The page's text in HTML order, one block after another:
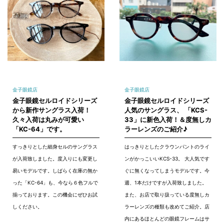
金子眼鏡店
金子眼鏡セルロイドシリーズ
から新作サングラス入荷！
久々入荷は丸みが可愛い
「KC-64」です。
すっきりとした細身セルのサングラス
が入荷致しました。度入りにも変更し
易いモデルです。しばらく在庫の無か
った「KC-64」も、今なら６色フルで
揃っております。この機会にぜひお試
しください。
金子眼鏡店
金子眼鏡セルロイドシリーズ
人気のサングラス、 「KCS-
33」に新色入荷！＆度無しカ
ラーレンズのご紹介♪
はっきりとしたクラウンパントのライ
ンがかっこいいKCS-33。 大人気です
ぐに無くなってしまうモデルです。今
週、1本だけですが入荷致しました。
また、お店で取り扱っている度無しカ
ラーレンズの種類も改めてご紹介。店
内にあるほとんどの眼鏡フレームはサ